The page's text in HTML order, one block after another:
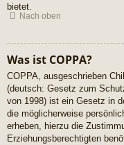
bietet.
Nach oben
Was ist COPPA?
COPPA, ausgeschrieben
(deutsch: Gesetz zum
von 1998) ist ein Gesetz in
die möglicherweise
erheben, hierzu die
Erziehungsberechtigten